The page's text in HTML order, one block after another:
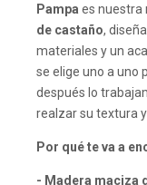
Pampa es nuestra
de castaño,
materiales y un
se elige uno a uno
después lo
realzar su textura
Por qué te va a
- Madera maciza